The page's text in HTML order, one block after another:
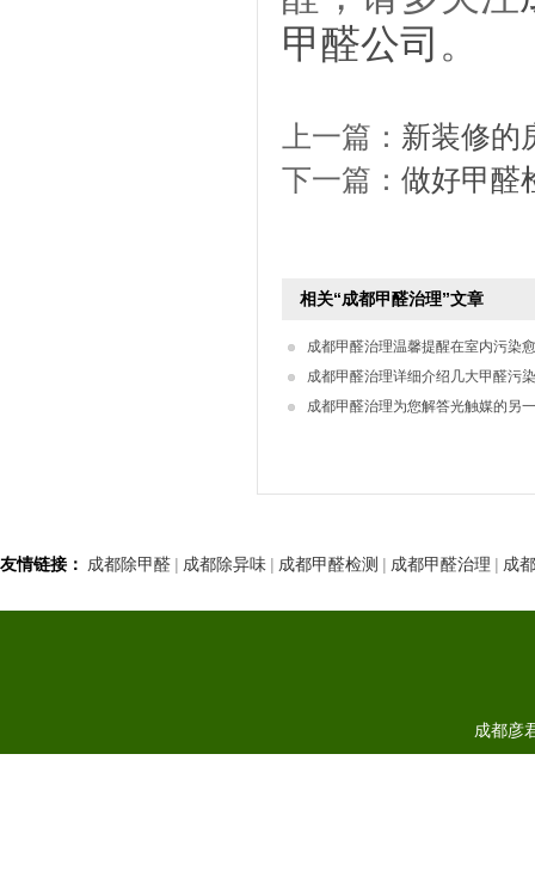
甲醛公司 。
上一篇： 新装修的
下一篇： 做好甲醛
相关“成都甲醛治理”文章
成都甲醛治理详细介绍几大甲醛污
成都甲醛治理为您解答光触媒的另
友情链接： 成都除甲醛 | 成都除异味 | 成都甲醛检测 | 成都甲醛治理 | 成
成都彦